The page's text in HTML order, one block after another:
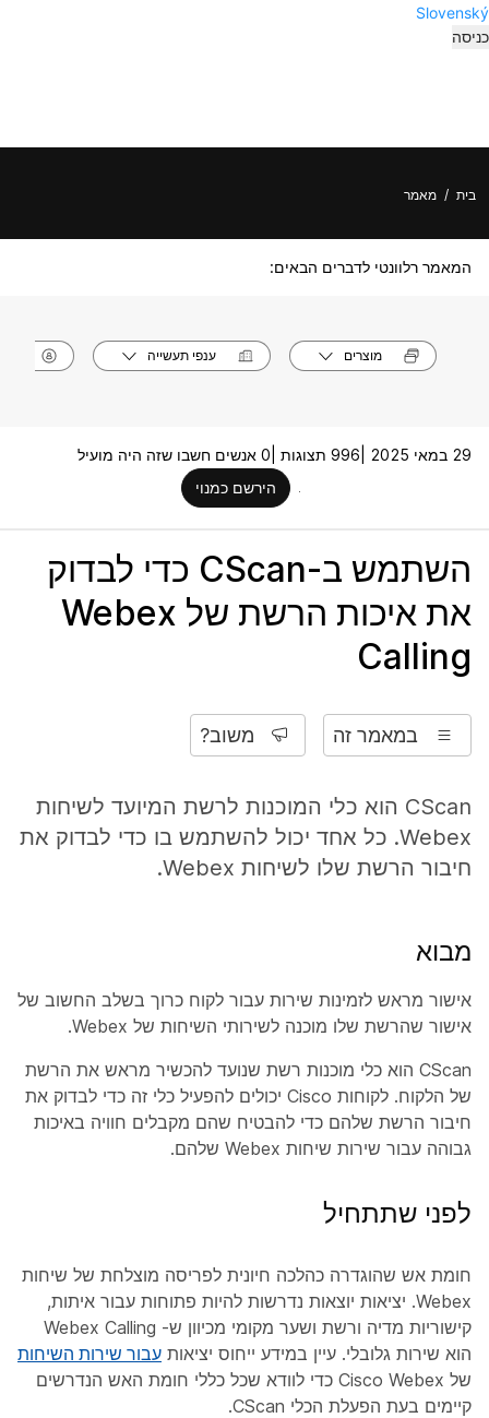
Slovenský
כניסה
בית / מאמר
המאמר רלוונטי לדברים הבאים:
מוצרים ענפי תעשייה
29 במאי 2025 | 996 תצוגות |
0 אנשים חשבו שזה היה מועיל
הירשם כמנוי
השתמש ב-CScan כדי לבדוק
את איכות הרשת של Webex
Calling
במאמר זה משוב?
CScan הוא כלי המוכנות לרשת המיועד לשיחות
Webex. כל אחד יכול להשתמש בו כדי לבדוק את
חיבור הרשת שלו לשיחות Webex.
מבוא
אישור מראש לזמינות שירות עבור לקוח כרוך בשלב החשוב של
אישור שהרשת שלו מוכנה לשירותי השיחות של Webex.
CScan הוא כלי מוכנות רשת שנועד להכשיר מראש את הרשת
של הלקוח. לקוחות Cisco יכולים להפעיל כלי זה כדי לבדוק את
חיבור הרשת שלהם כדי להבטיח שהם מקבלים חוויה באיכות
גבוהה עבור שירות שיחות Webex שלהם.
לפני שתתחיל
חומת אש שהוגדרה כהלכה חיונית לפריסה מוצלחת של שיחות
Webex. יציאות יוצאות נדרשות להיות פתוחות עבור איתות,
קישוריות מדיה ורשת ושער מקומי מכיוון ש- Webex Calling
הוא שירות גלובלי. עיין במידע ייחוס יציאות עבור שירות השיחות
של Cisco Webex כדי לוודא שכל כללי חומת האש הנדרשים
קיימים בעת הפעלת הכלי CScan.